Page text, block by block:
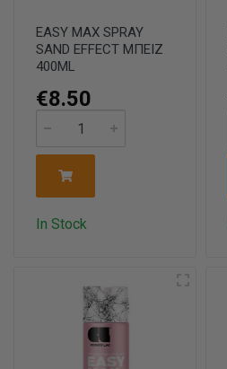
EASY MAX SPRAY
SAND EFFECT ΜΠΕΙΖ
400ML
€8.50
In Stock